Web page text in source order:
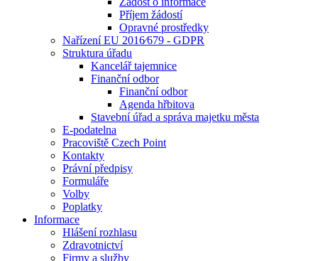
Příjem žádostí
Opravné prostředky
Nařízení EU 2016⁄679 - GDPR
Struktura úřadu
Kancelář tajemnice
Finanční odbor
Finanční odbor
Agenda hřbitova
Stavební úřad a správa majetku města
E-podatelna
Pracoviště Czech Point
Kontakty
Právní předpisy
Formuláře
Volby
Poplatky
Informace
Hlášení rozhlasu
Zdravotnictví
Firmy a služby